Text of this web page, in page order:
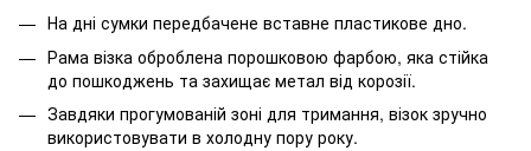
На дні сумки передбачене вставне пластикове дно.
Рама візка оброблена порошковою фарбою, яка стійка
до пошкоджень та захищає метал від корозії.
Завдяки прогумованій зоні для тримання, візок зручно
використовувати в холодну пору року.